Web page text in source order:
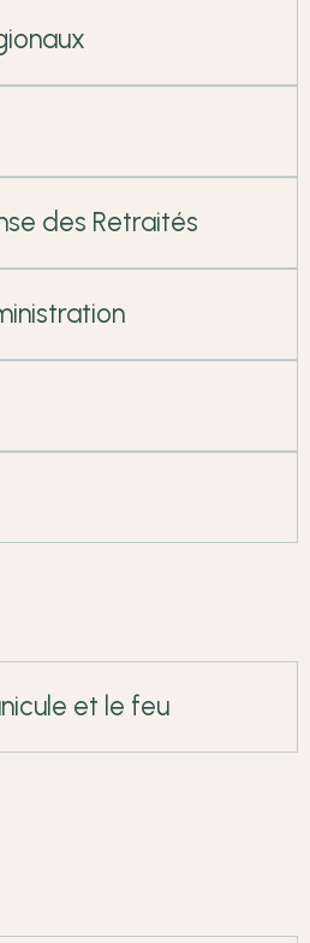
des Retraités
canicule et le feu